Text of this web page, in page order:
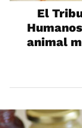
El
animal